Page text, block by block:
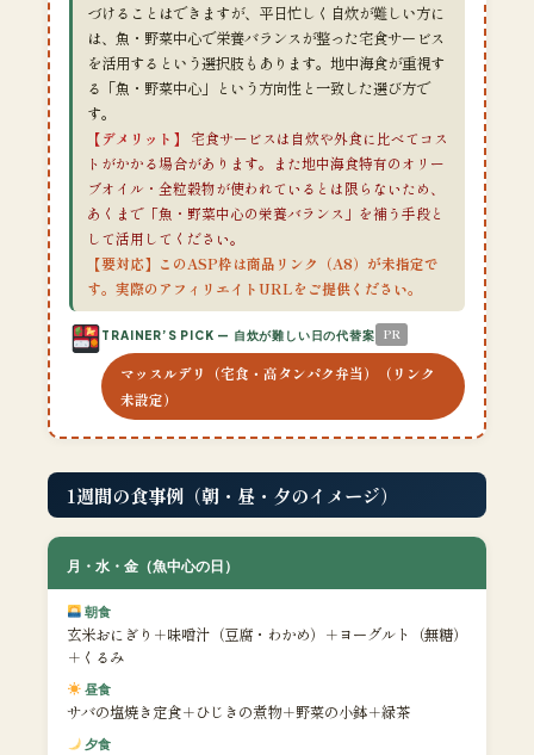
づけることはできますが、平日忙しく自炊が難しい方に
は、魚・野菜中心で栄養バランスが整った宅食サービス
を活用するという選択肢もあります。地中海食が重視す
る「魚・野菜中心」という方向性と一致した選び方で
す。
【デメリット】
宅食サービスは自炊や外食に比べてコス
トがかかる場合があります。また地中海食特有のオリー
ブオイル・全粒穀物が使われているとは限らないため、
あくまで「魚・野菜中心の栄養バランス」を補う手段と
して活用してください。
【要対応】このASP枠は商品リンク（A8）が未指定で
す。実際のアフィリエイトURLをご提供ください。
TRAINER’S PICK — 自炊が難しい日の代替案 PR
マッスルデリ（宅食・高タンパク弁当）（リンク
未設定）
1週間の食事例（朝・昼・夕のイメージ）
月・水・金（魚中心の日）
朝食
玄米おにぎり＋味噌汁（豆腐・わかめ）＋ヨーグルト（無糖）
＋くるみ
昼食
サバの塩焼き定食＋ひじきの煮物＋野菜の小鉢＋緑茶
夕食